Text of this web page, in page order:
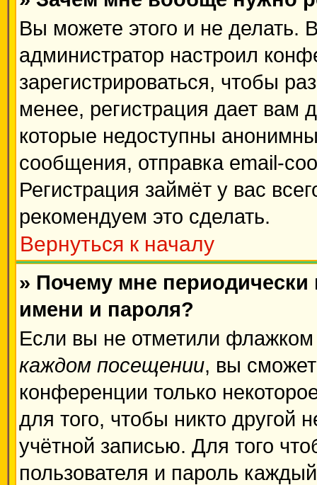
Вы можете этого и не делать.
администратор настроил
зарегистрироваться, чтобы
менее, регистрация дает вам
которые недоступны
сообщения, отправка email-
Регистрация займёт у вас
рекомендуем это сделать.
Вернуться к началу
» Почему мне
имени и пароля?
Если вы не отметили
каждом посещении, вы
конференции только
для того, чтобы никто другой
учётной записью. Для того
пользователя и пароль